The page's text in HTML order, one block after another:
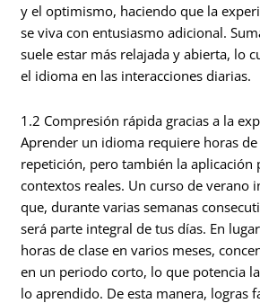
y el optimismo, haciendo que la
se viva con entusiasmo adicional.
suele estar más relajada y abierta, lo
el idioma en las interacciones diarias.
1.2 Compresión rápida gracias a la
Aprender un idioma requiere horas
repetición, pero también la aplicación
contextos reales. Un curso de verano
que, durante varias semanas
será parte integral de tus días. En
horas de clase en varios meses,
en un periodo corto, lo que potencia
lo aprendido. De esta manera, logras